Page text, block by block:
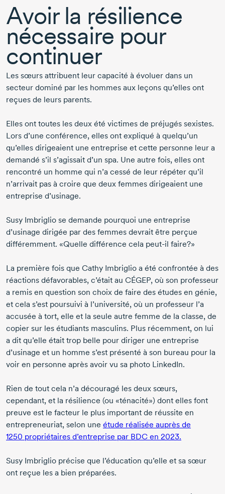
Avoir la résilience
nécessaire pour
continuer
Les sœurs attribuent leur capacité à évoluer dans un
secteur dominé par les hommes aux leçons qu’elles ont
reçues de leurs parents.
Elles ont toutes les deux été victimes de préjugés sexistes.
Lors d’une conférence, elles ont expliqué à quelqu’un
qu’elles dirigeaient une entreprise et cette personne leur a
demandé s’il s’agissait d’un spa. Une autre fois, elles ont
rencontré un homme qui n’a cessé de leur répéter qu’il
n’arrivait pas à croire que deux femmes dirigeaient une
entreprise d’usinage.
Susy Imbriglio se demande pourquoi une entreprise
d’usinage dirigée par des femmes devrait être perçue
différemment. «Quelle différence cela peut-il faire?»
La première fois que Cathy Imbriglio a été confrontée à des
réactions défavorables, c’était au CÉGEP, où son professeur
a remis en question son choix de faire des études en génie,
et cela s’est poursuivi à l’université, où un professeur l’a
accusée à tort, elle et la seule autre femme de la classe, de
copier sur les étudiants masculins. Plus récemment, on lui
a dit qu’elle était trop belle pour diriger une entreprise
d’usinage et un homme s’est présenté à son bureau pour la
voir en personne après avoir vu sa photo LinkedIn.
Rien de tout cela n’a découragé les deux sœurs,
cependant, et la résilience (ou «ténacité») dont elles font
preuve est le facteur le plus important de réussite en
entrepreneuriat, selon une étude réalisée auprès de
1250 propriétaires d’entreprise par BDC en 2023.
Susy Imbriglio précise que l’éducation qu’elle et sa sœur
ont reçue les a bien préparées.